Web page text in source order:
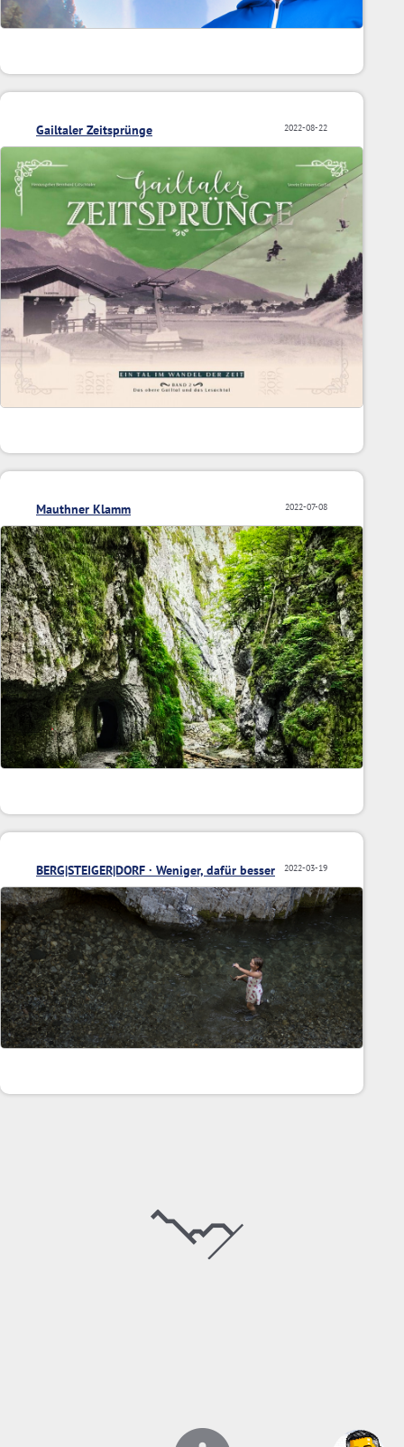
2022-08-22
Gailtaler Zeitsprünge
2022-07-08
Mauthner Klamm
2022-03-19
BERG|STEIGER|DORF · Weniger, dafür besser